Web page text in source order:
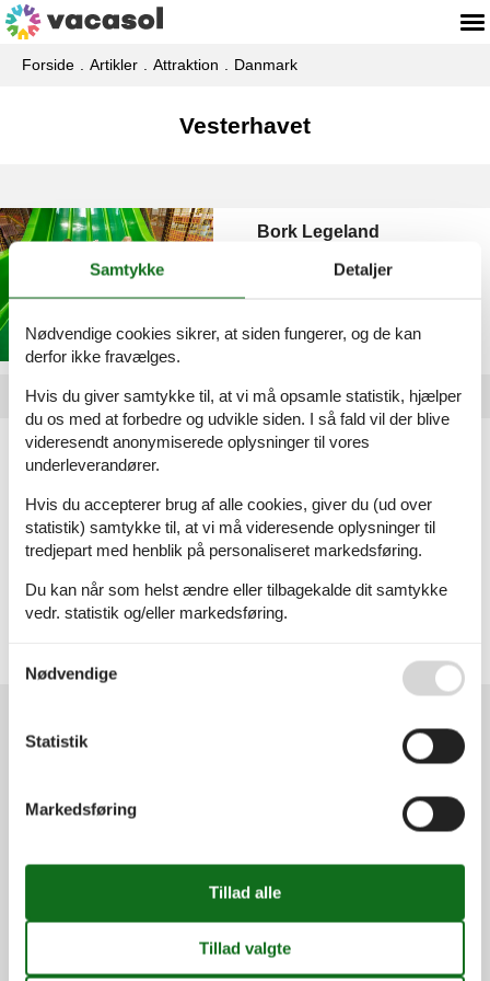
Forside Artikler Attraktion Danmark
Vesterhavet
Bork Legeland
Artikeltyper
Alle
Attraktion
Geografier
Alle
Danmark
info@vacasol.dk
Metatravel Deutschland GmbH
Poststraße 33
Samtykke Detaljer
Nødvendige cookies sikrer, at siden fungerer, og de kan
derfor ikke fravælges.
Hvis du giver samtykke til, at vi må opsamle statistik, hjælper
du os med at forbedre og udvikle siden. I så fald vil der blive
videresendt anonymiserede oplysninger til vores
underleverandører.
Hvis du accepterer brug af alle cookies, giver du (ud over
statistik) samtykke til, at vi må videresende oplysninger til
tredjepart med henblik på personaliseret markedsføring.
Du kan når som helst ændre eller tilbagekalde dit samtykke
vedr. statistik og/eller markedsføring.
Nødvendige
Statistik
Markedsføring